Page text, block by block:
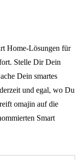
Home-Lösungen für
Stelle Dir Dein
Dein smartes
und egal, wo Du
omajin auf die
Smart